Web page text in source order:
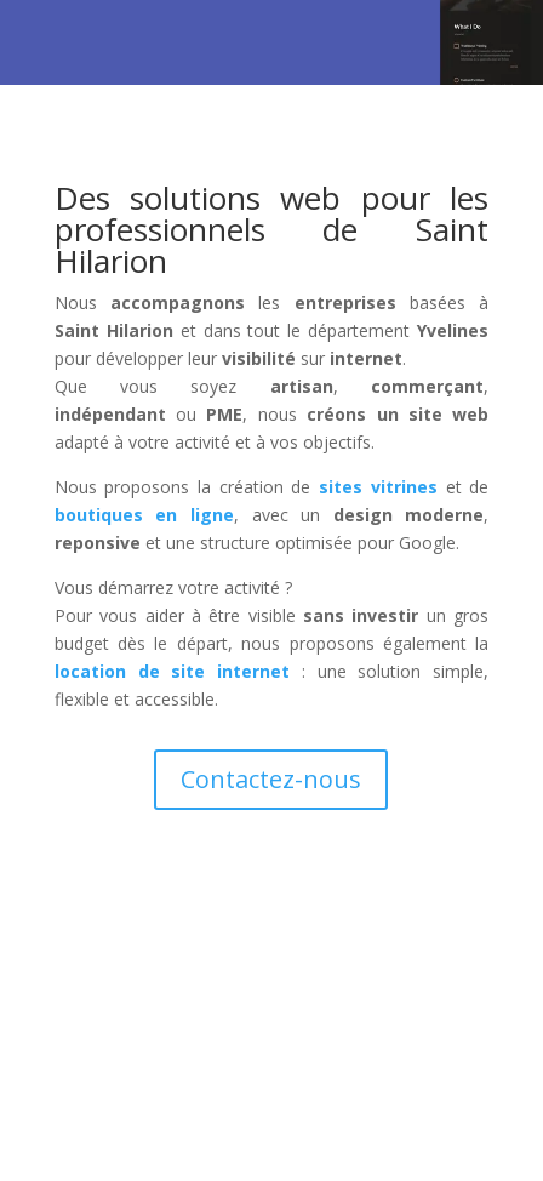
Des solutions web pour les
professionnels de Saint
Hilarion
Nous accompagnons les entreprises basées à
Saint Hilarion et dans tout le département Yvelines
pour développer leur visibilité sur internet.
Que vous soyez artisan, commerçant,
indépendant ou PME, nous créons un site web
adapté à votre activité et à vos objectifs.
Nous proposons la création de sites vitrines et de
boutiques en ligne, avec un design moderne,
reponsive et une structure optimisée pour Google.
Vous démarrez votre activité ?
Pour vous aider à être visible sans investir un gros
budget dès le départ, nous proposons également la
location de site internet : une solution simple,
flexible et accessible.
Contactez-nous